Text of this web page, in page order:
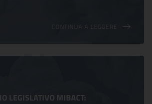
CONTINUA A LEGGERE
LEGISLATIVO MIBACT: